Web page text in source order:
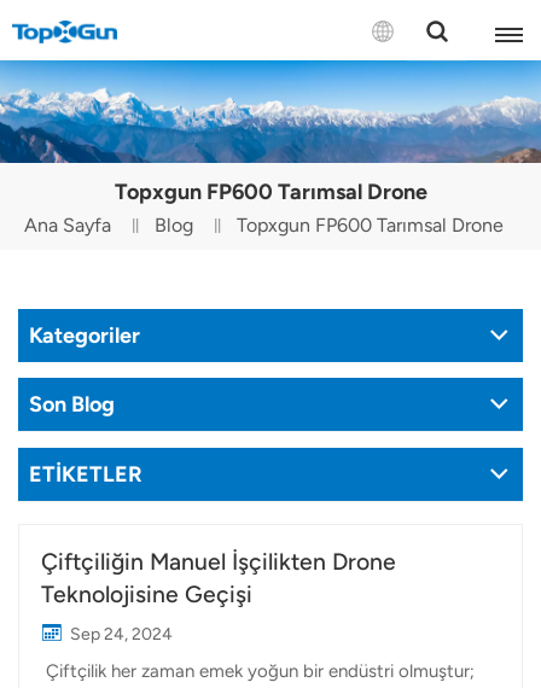
BİZE ULAŞIN
English
Español
Português(Portugal)
Português(Brasil)
Topxgun FP600 Tarımsal Drone
Ana Sayfa Blog Topxgun FP600 Tarımsal Drone
Kategoriler
Son Blog
ETİKETLER
Çiftçiliğin Manuel İşçilikten Drone
Teknolojisine Geçişi
Sep 24, 2024
Çiftçilik her zaman emek yoğun bir endüstri olmuştur;